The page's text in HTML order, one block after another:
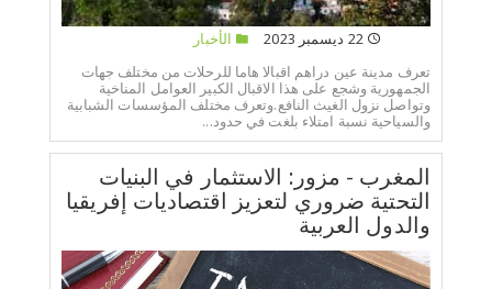
الأخبار
تعرف مدينة عين دراهم اقبالا هاما للرحلات من مختلف جهات
الجمهورية وشجع على هذا الاقبال الكبير العوامل المناخية
وتواصل نزول الغيث النافع.وتعرف مختلف المؤسسات الشبابية
والسياحية نسبة امتلاء بلغت في حدود...
المغرب - مزور: الاستثمار في البنيات
التحتية ضروري لتعزيز اقتصاديات إفريقيا
والدول العربية